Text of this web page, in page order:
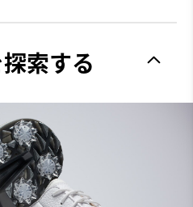
索する